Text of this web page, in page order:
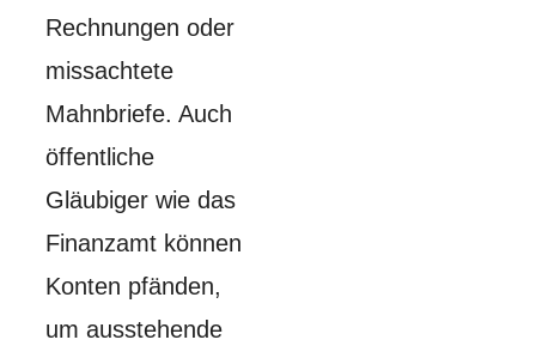
Rechnungen oder
missachtete
Mahnbriefe. Auch
öffentliche
Gläubiger wie das
Finanzamt können
Konten pfänden,
um ausstehende